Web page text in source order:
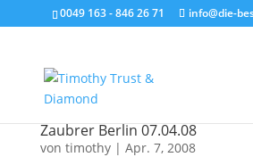
0049 163 - 846 26 71 info@die-
Zaubrer Berlin 07.04.08
von timothy| Apr. 7, 2008